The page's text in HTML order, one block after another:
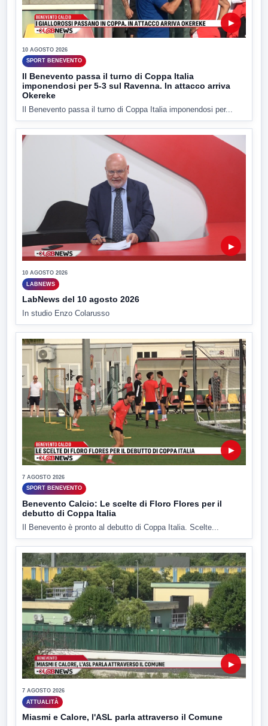
▶
10 AGOSTO 2026
SPORT BENEVENTO
Il Benevento passa il turno di Coppa Italia
imponendosi per 5-3 sul Ravenna. In attacco arriva
Okereke
Il Benevento passa il turno di Coppa Italia imponendosi per...
▶
10 AGOSTO 2026
LABNEWS
LabNews del 10 agosto 2026
In studio Enzo Colarusso
▶
7 AGOSTO 2026
SPORT BENEVENTO
Benevento Calcio: Le scelte di Floro Flores per il
debutto di Coppa Italia
Il Benevento è pronto al debutto di Coppa Italia. Scelte...
▶
7 AGOSTO 2026
ATTUALITÀ
Miasmi e Calore, l'ASL parla attraverso il Comune